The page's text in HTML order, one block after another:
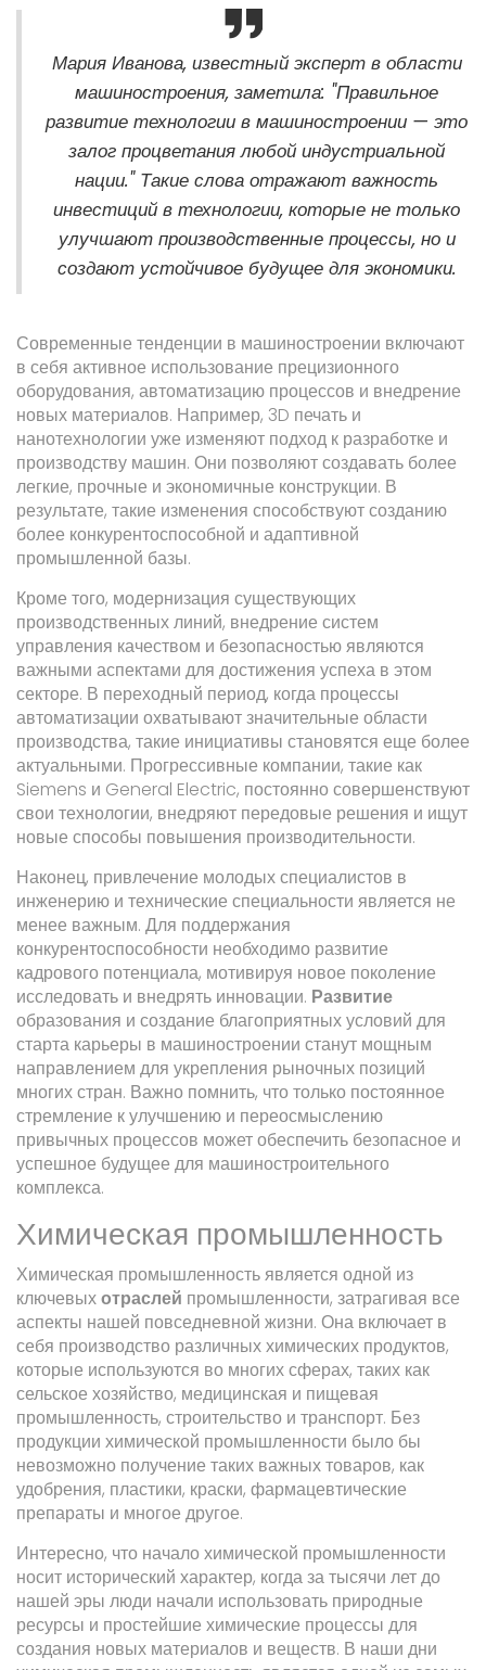
Мария Иванова, известный эксперт в области
машиностроения, заметила: "Правильное
развитие технологии в машиностроении — это
залог процветания любой индустриальной
нации." Такие слова отражают важность
инвестиций в технологии, которые не только
улучшают производственные процессы, но и
создают устойчивое будущее для экономики.
Современные тенденции в машиностроении включают
в себя активное использование прецизионного
оборудования, автоматизацию процессов и внедрение
новых материалов. Например, 3D печать и
нанотехнологии уже изменяют подход к разработке и
производству машин. Они позволяют создавать более
легкие, прочные и экономичные конструкции. В
результате, такие изменения способствуют созданию
более конкурентоспособной и адаптивной
промышленной базы.
Кроме того, модернизация существующих
производственных линий, внедрение систем
управления качеством и безопасностью являются
важными аспектами для достижения успеха в этом
секторе. В переходный период, когда процессы
автоматизации охватывают значительные области
производства, такие инициативы становятся еще более
актуальными. Прогрессивные компании, такие как
Siemens и General Electric, постоянно совершенствуют
свои технологии, внедряют передовые решения и ищут
новые способы повышения производительности.
Наконец, привлечение молодых специалистов в
инженерию и технические специальности является не
менее важным. Для поддержания
конкурентоспособности необходимо развитие
кадрового потенциала, мотивируя новое поколение
исследовать и внедрять инновации. Развитие
образования и создание благоприятных условий для
старта карьеры в машиностроении станут мощным
направлением для укрепления рыночных позиций
многих стран. Важно помнить, что только постоянное
стремление к улучшению и переосмыслению
привычных процессов может обеспечить безопасное и
успешное будущее для машиностроительного
комплекса.
Химическая промышленность
Химическая промышленность является одной из
ключевыхотраслей промышленности, затрагивая все
аспекты нашей повседневной жизни. Она включает в
себя производство различных химических продуктов,
которые используются во многих сферах, таких как
сельское хозяйство, медицинская и пищевая
промышленность, строительство и транспорт. Без
продукции химической промышленности было бы
невозможно получение таких важных товаров, как
удобрения, пластики, краски, фармацевтические
препараты и многое другое.
Интересно, что начало химической промышленности
носит исторический характер, когда за тысячи лет до
нашей эры люди начали использовать природные
ресурсы и простейшие химические процессы для
создания новых материалов и веществ. В наши дни